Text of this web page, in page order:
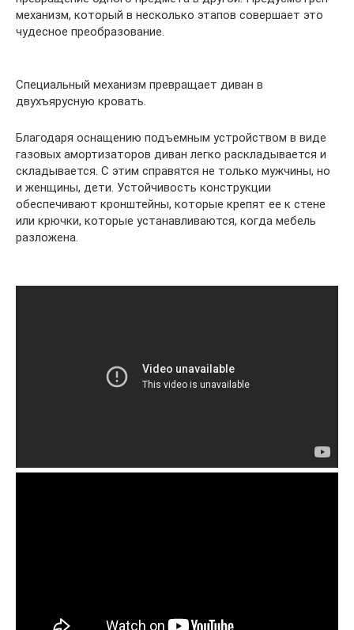
механизм, который в несколько этапов совершает это
чудесное преобразование.
Специальный механизм превращает диван в
двухъярусную кровать.
Благодаря оснащению подъемным устройством в виде
газовых амортизаторов диван легко раскладывается и
складывается. С этим справятся не только мужчины, но
и женщины, дети. Устойчивость конструкции
обеспечивают кронштейны, которые крепят ее к стене
или крючки, которые устанавливаются, когда мебель
разложена.